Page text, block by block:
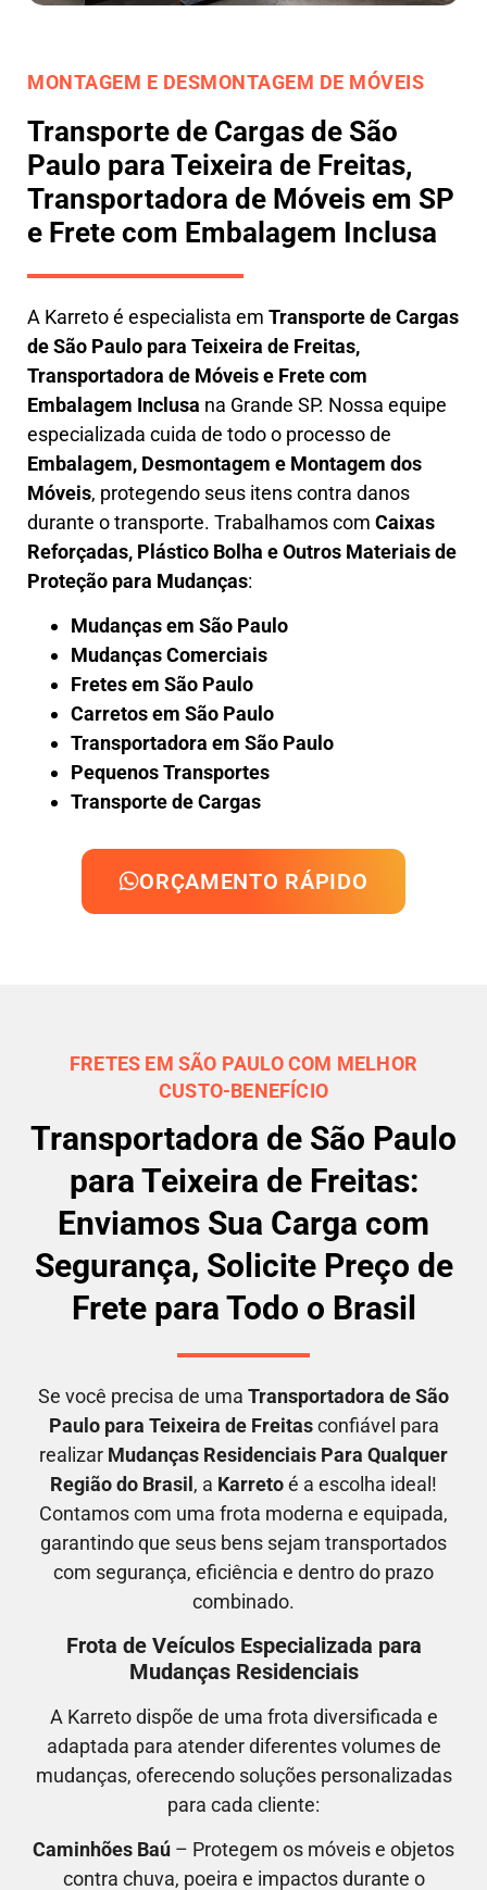
MONTAGEM E DESMONTAGEM DE MÓVEIS
Transporte de Cargas de São
Paulo para Teixeira de Freitas,
Transportadora de Móveis em SP
e Frete com Embalagem Inclusa
A Karretoé especialista em Transporte de Cargas
de São Paulo para Teixeira de Freitas,
Transportadora de Móveis e Frete com
Embalagem Inclusa na Grande SP. Nossa equipe
especializada cuida de todo o processo de
Embalagem, Desmontagem e Montagem dos
Móveis, protegendo seus itens contra danos
durante o transporte. Trabalhamos com Caixas
Reforçadas, Plástico Bolha e Outros Materiais de
Proteção para Mudanças:
Mudanças em São Paulo
Mudanças Comerciais
Fretes em São Paulo
Carretos em São Paulo
Transportadora em São Paulo
Pequenos Transportes
Transporte de Cargas
ORÇAMENTO RÁPIDO
FRETES EM SÃO PAULO COM MELHOR
CUSTO-BENEFÍCIO
Transportadora de São Paulo
para Teixeira de Freitas:
Enviamos Sua Carga com
Segurança, Solicite Preço de
Frete para Todo o Brasil
Se você precisa de uma Transportadora de São
Paulo para Teixeira de Freitasconfiável para
realizar Mudanças Residenciais Para Qualquer
Região do Brasil , a Karretoé a escolha ideal!
Contamos com uma frota moderna e equipada,
garantindo que seus bens sejam transportados
com segurança, eficiência e dentro do prazo
combinado.
Frota de Veículos Especializada para
Mudanças Residenciais
A Karreto dispõe de uma frota diversificada e
adaptada para atender diferentes volumes de
mudanças, oferecendo soluções personalizadas
para cada cliente:
Caminhões Baú – Protegem os móveis e objetos
contra chuva, poeira e impactos durante o